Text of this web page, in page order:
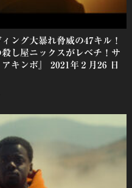
ング大暴れ脅威の47キル！
し屋ニックスがレベチ！サ
キンボ』 2021年２月26 日